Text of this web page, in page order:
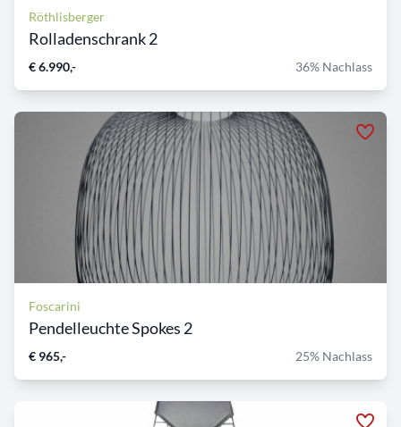
Röthlisberger
Rolladenschrank 2
€ 6.990,- 36% Nachlass
Foscarini
Pendelleuchte Spokes 2
€ 965,- 25% Nachlass